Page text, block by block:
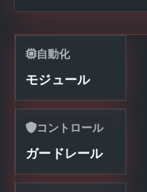
自動化
モジュール
コントロール
ガードレール